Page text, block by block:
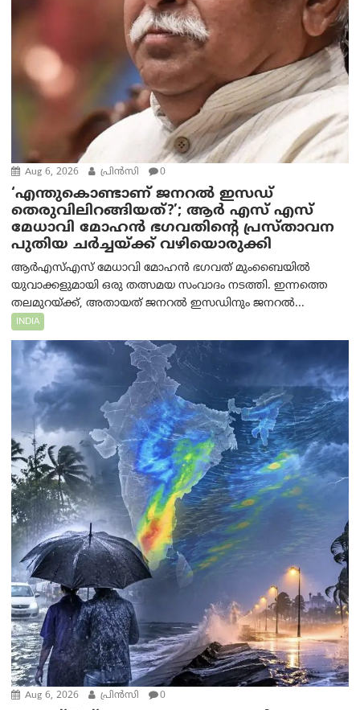
Aug 6, 2026 പ്രിന്‍സി 0
‘എന്തുകൊണ്ടാണ് ജനറൽ ഇസഡ്
തെരുവിലിറങ്ങിയത്?’; ആര്‍ എസ് എസ്
മേധാവി മോഹൻ ഭഗവതിന്റെ പ്രസ്താവന
പുതിയ ചര്‍ച്ചയ്ക്ക് വഴിയൊരുക്കി
ആർ‌എസ്‌എസ് മേധാവി മോഹൻ ഭഗവത് മുംബൈയിൽ
യുവാക്കളുമായി ഒരു തത്സമയ സംവാദം നടത്തി. ഇന്നത്തെ
തലമുറയ്ക്ക്, അതായത് ജനറൽ ഇസഡിനും ജനറൽ...
INDIA
Aug 6, 2026 പ്രിന്‍സി 0